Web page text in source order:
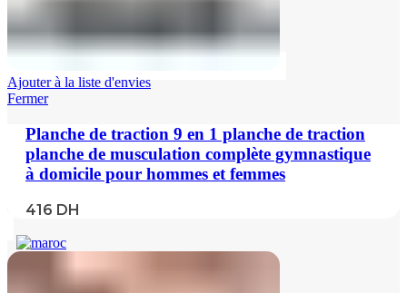
Ajouter à la liste d'envies
Fermer
Planche de traction 9 en 1 planche de traction
planche de musculation complète gymnastique
à domicile pour hommes et femmes
416 DH